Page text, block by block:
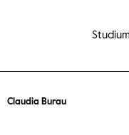
Studium
Claudia Burau